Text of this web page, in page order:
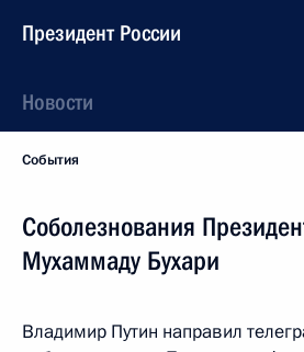
Президент России
Новости
События
Соболезнования
Мухаммаду Бухари
Владимир Путин направил